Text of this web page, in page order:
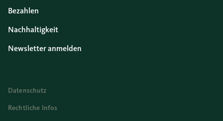
Bezahlen
Nachhaltigkeit
Newsletter anmelden
Datenschutz
Rechtliche Infos